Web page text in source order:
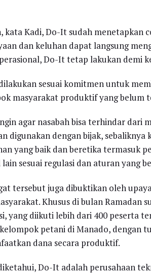
kata Kadi, Do-It sudah menetapkan
dan keluhan dapat langsung
Do-It tetap lakukan demi
sesuai komitmen untuk
masyarakat produktif yang belum
agar nasabah bisa terhindar dari
digunakan dengan bijak,
yang baik dan beretika termasuk
sesuai regulasi dan aturan yang
tersebut juga dibuktikan oleh
Khusus di bulan Ramadan
yang diikuti lebih dari 400 peserta
petani di Manado, dengan
dana secara produktif.
Do-It adalah perusahaan